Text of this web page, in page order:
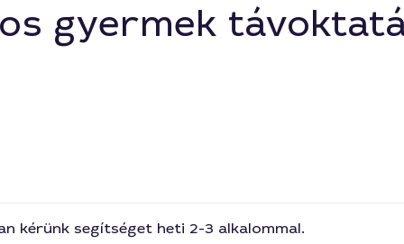
gyermek
kérünk segítséget heti 2-3 alkalommal.